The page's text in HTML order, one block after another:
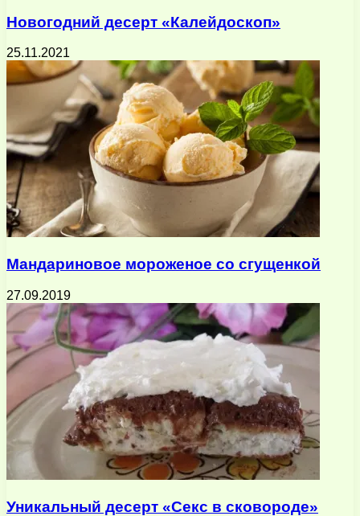
Новогодний десерт «Калейдоскоп»
25.11.2021
Мандариновое мороженое со сгущенкой
27.09.2019
Уникальный десерт «Секс в сковороде»